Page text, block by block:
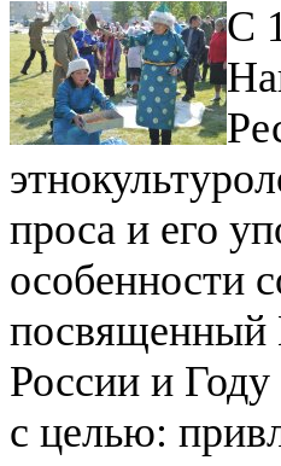
С
проса и его
особенности
посвященный
России и
с целью: